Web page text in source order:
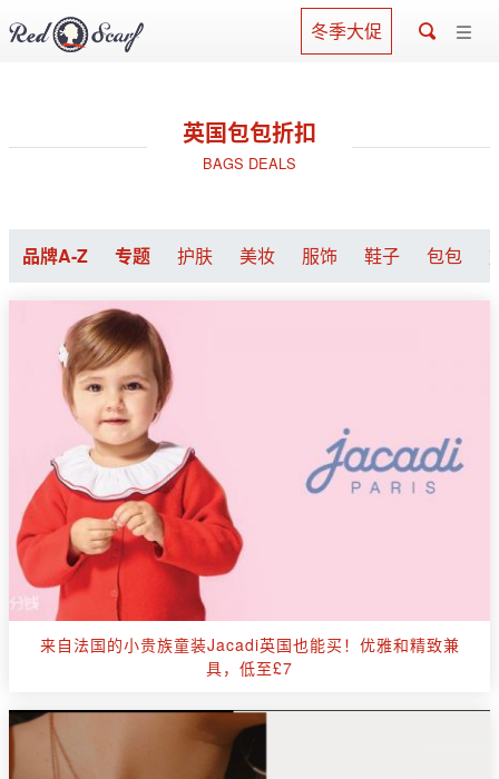
冬季大促
英国包包折扣
BAGS DEALS
品牌A-Z 专题 护肤 美妆 服饰 鞋子 包包
来自法国的小贵族童装Jacadi英国也能买！优雅和精致兼
具，低至£7